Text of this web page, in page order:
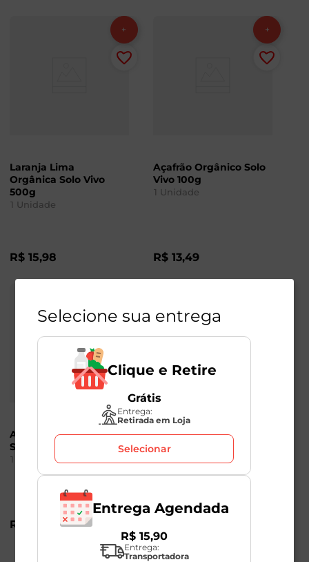
Laranja Lima
Orgânica Solo Vivo
500g
1 Unidade
R$ 15,98
Açafrão Orgânico Solo
Vivo 100g
1 Unidade
R$ 13,49
Abacaxi Orgânico
Solo Vivo
1 Unidade
R$
Espinafre Orgânico
Solo Vivo
Selecione sua entrega
Clique e Retire
Grátis
Entrega:
Retirada em Loja
Selecionar
Entrega Agendada
R$ 15,90
Entrega:
Transportadora